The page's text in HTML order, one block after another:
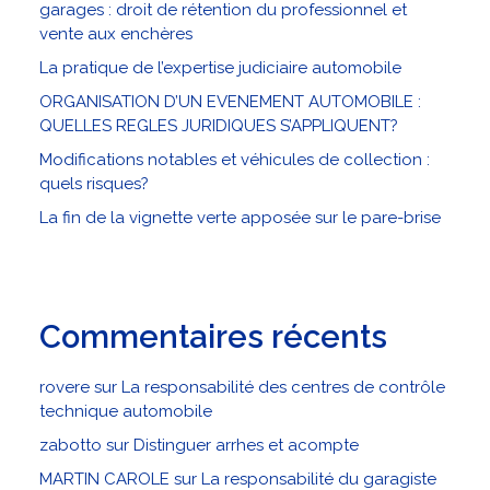
garages : droit de rétention du professionnel et
vente aux enchères
La pratique de l’expertise judiciaire automobile
ORGANISATION D’UN EVENEMENT AUTOMOBILE :
QUELLES REGLES JURIDIQUES S’APPLIQUENT?
Modifications notables et véhicules de collection :
quels risques?
La fin de la vignette verte apposée sur le pare-brise
Commentaires récents
rovere sur La responsabilité des centres de contrôle
technique automobile
zabotto sur Distinguer arrhes et acompte
MARTIN CAROLE sur La responsabilité du garagiste